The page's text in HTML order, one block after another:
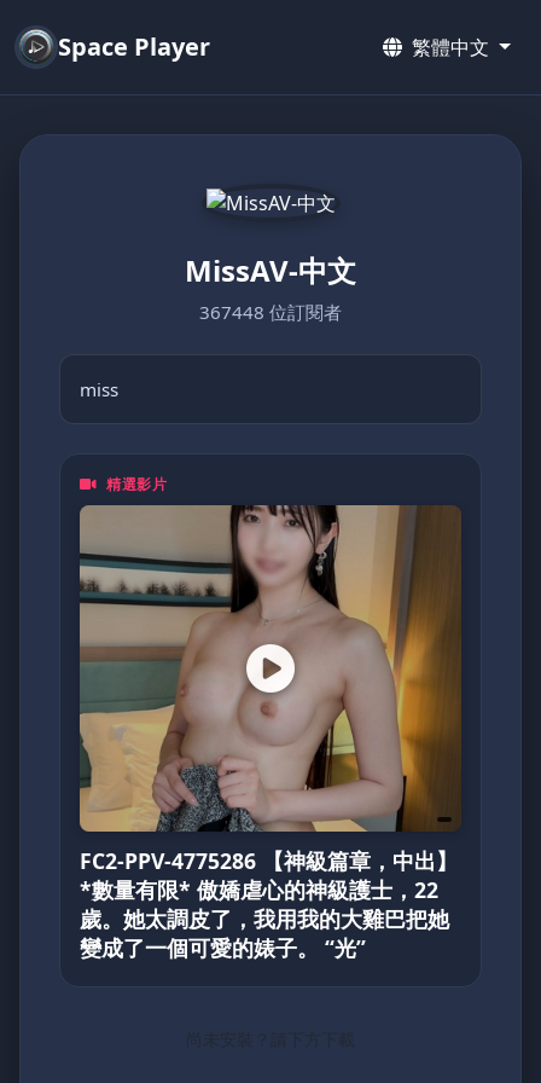
Space Player 繁體中文
MissAV-中文
367448 位訂閱者
miss
精選影片
FC2-PPV-4775286 【神級篇章，中出】
*數量有限* 傲嬌虐心的神級護士，22
歲。她太調皮了，我用我的大雞巴把她
變成了一個可愛的婊子。 “光”
尚未安裝？請下方下載